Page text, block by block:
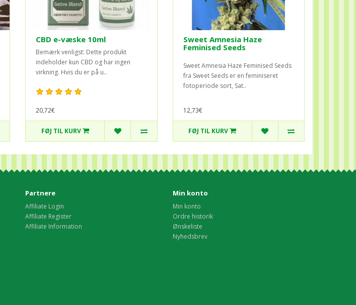
CBD e-væske 10ml
Bemærk venligst: Dette produkt
indeholder kun CBD og har ingen
virkning. Hvis du er på u..
20,72€
FØJ TIL KURV
Sweet Amnesia Haze
Feminised Seeds
Sweet Amnesia Haze Feminised Seeds
fra Sweet Seeds er en feminiseret
fotoperiode sort, Sat..
12,73€
FØJ TIL KURV
Partnere
Affiliate Login
Affiliate Register
Affiliate Information
Min konto
Min konto
Ordre historik
Ønskeliste
Nyhedsbrev